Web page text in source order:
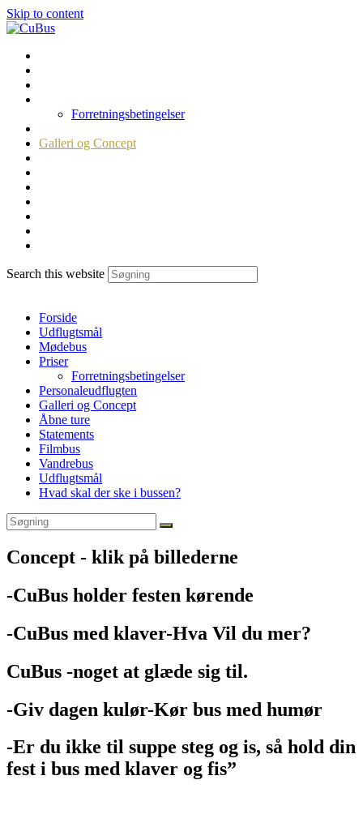
Skip to content
Forretningsbetingelser
Galleri og Concept
Search this website
Forside
Udflugtsmål
Mødebus
Priser
Forretningsbetingelser
Personaleudflugten
Galleri og Concept
Åbne ture
Statements
Filmbus
Vandrebus
Udflugtsmål
Hvad skal der ske i bussen?
Concept - klik på billederne
-CuBus holder festen kørende
-CuBus med klaver-Hva Vil du mer?
CuBus -noget at glæde sig til.
-Giv dagen kulør-Kør bus med humør
-Er du ikke til suppe steg og is, så hold din
fest i bus med klaver og fis”